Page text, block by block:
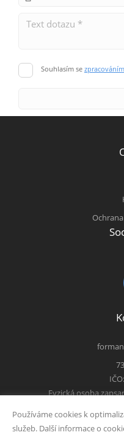
Souhlasím se
Fyzická osoba
Používáme cookies k
služeb. Další informace o